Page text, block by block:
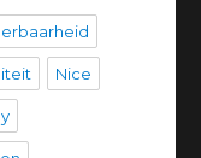
Nice